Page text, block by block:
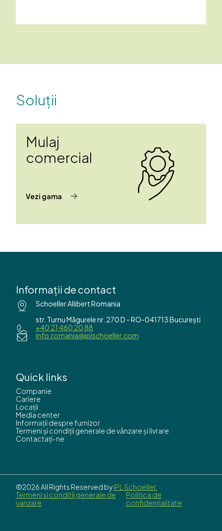
Soluții
Mulaj
comercial
Vezi gama
Informații de contact
Schoeller Allibert Romania
str. Turnu Măgurele nr. 270 D - RO-041713 București
+40 21 460 20 88
info.romania@iplschoeller.com
Quick links
Companie
Cariere
Locații
Media center
Informații despre furnizor
Termeni și condiții generale de vânzare și livrare
Contactați-ne
©2026 All Rights Reserved byIPL Schoeller.
Termeni si conditii generale de
vanzare
Politica de
confidențialitate